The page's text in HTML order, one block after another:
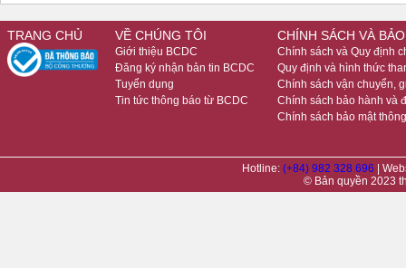
TRANG CHỦ VỀ CHÚNG TÔI
Giới thiệu BCDC
Đăng ký nhận bản tin BCDC
Tuyển dụng
Tin tức thông báo từ BCDC
CHÍNH SÁCH VÀ
Chính sách và Quy định
Quy định và hình thức
Chính sách vận chuyển,
Chính sách bảo hành và
Chính sách bảo mật
Hotline: (+84) 982 328 696
|
© Bản quyền 2023